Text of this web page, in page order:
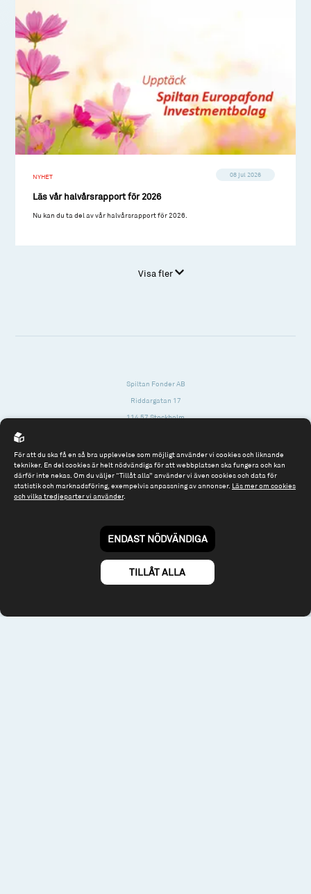
NYHET 08 jul 2026
Läs vår halvårsrapport för 2026
Nu kan du ta del av vår halvårsrapport för 2026.
Visa fler
Spiltan Fonder AB
Riddargatan 17
114 57 Stockholm
Tel: 08 - 545 813 40
fonder@spiltanfonder.se
Till spiltan.se
© 2026 - Spiltan Fonder AB
By Sphinxly
För att du ska få en så bra upplevelse som möjligt använder vi cookies och liknande
tekniker. En del cookies är helt nödvändiga för att webbplatsen ska fungera och kan
därför inte nekas. Om du väljer “Tillåt alla” använder vi även cookies och data för
statistik och marknadsföring, exempelvis anpassning av annonser. Läs mer om cookies
och vilka tredjeparter vi använder.
ENDAST NÖDVÄNDIGA
TILLÅT ALLA